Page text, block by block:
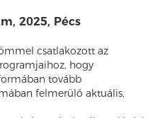
2025, Pécs
csatlakozott az
hogy
tovább
felmerülő aktuális,